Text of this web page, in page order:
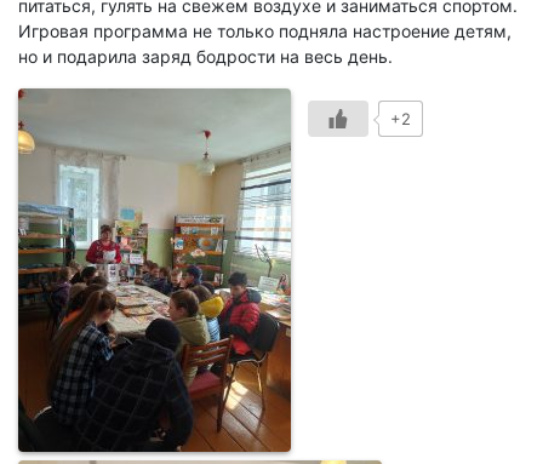
питаться, гулять на свежем воздухе и заниматься спортом.
Игровая программа не только подняла настроение детям,
но и подарила заряд бодрости на весь день.
+2